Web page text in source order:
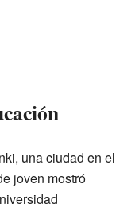
una ciudad en el
joven mostró